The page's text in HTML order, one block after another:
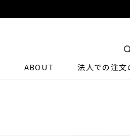
ABOUT 法人での注文